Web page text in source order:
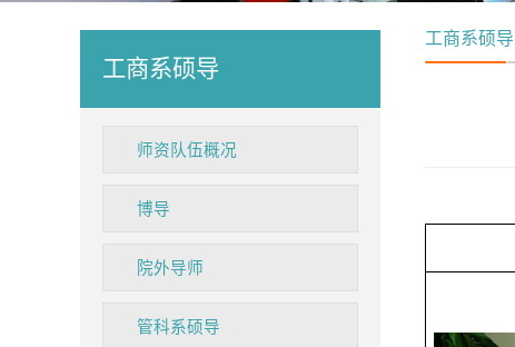
工商系硕导
师资队伍概况
博导
院外导师
管科系硕导
工商系硕导